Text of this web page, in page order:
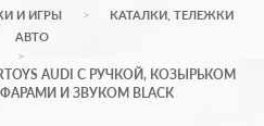
И ИГРЫ
КАТАЛКИ, ТЕЛЕЖКИ
АВТО
AUDI С РУЧКОЙ, КОЗЫРЬКОМ
И ЗВУКОМ BLACK